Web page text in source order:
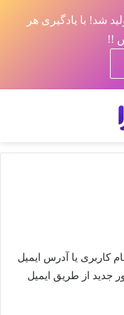
شد! با یادگیری هر
کاربری یا آدرس ایمیل
جدید از طریق ایمیل